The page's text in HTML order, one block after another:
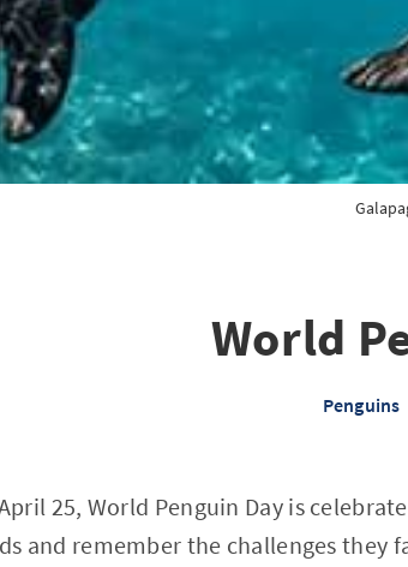
World
Penguins
25, World Penguin Day is
and remember the challenges they